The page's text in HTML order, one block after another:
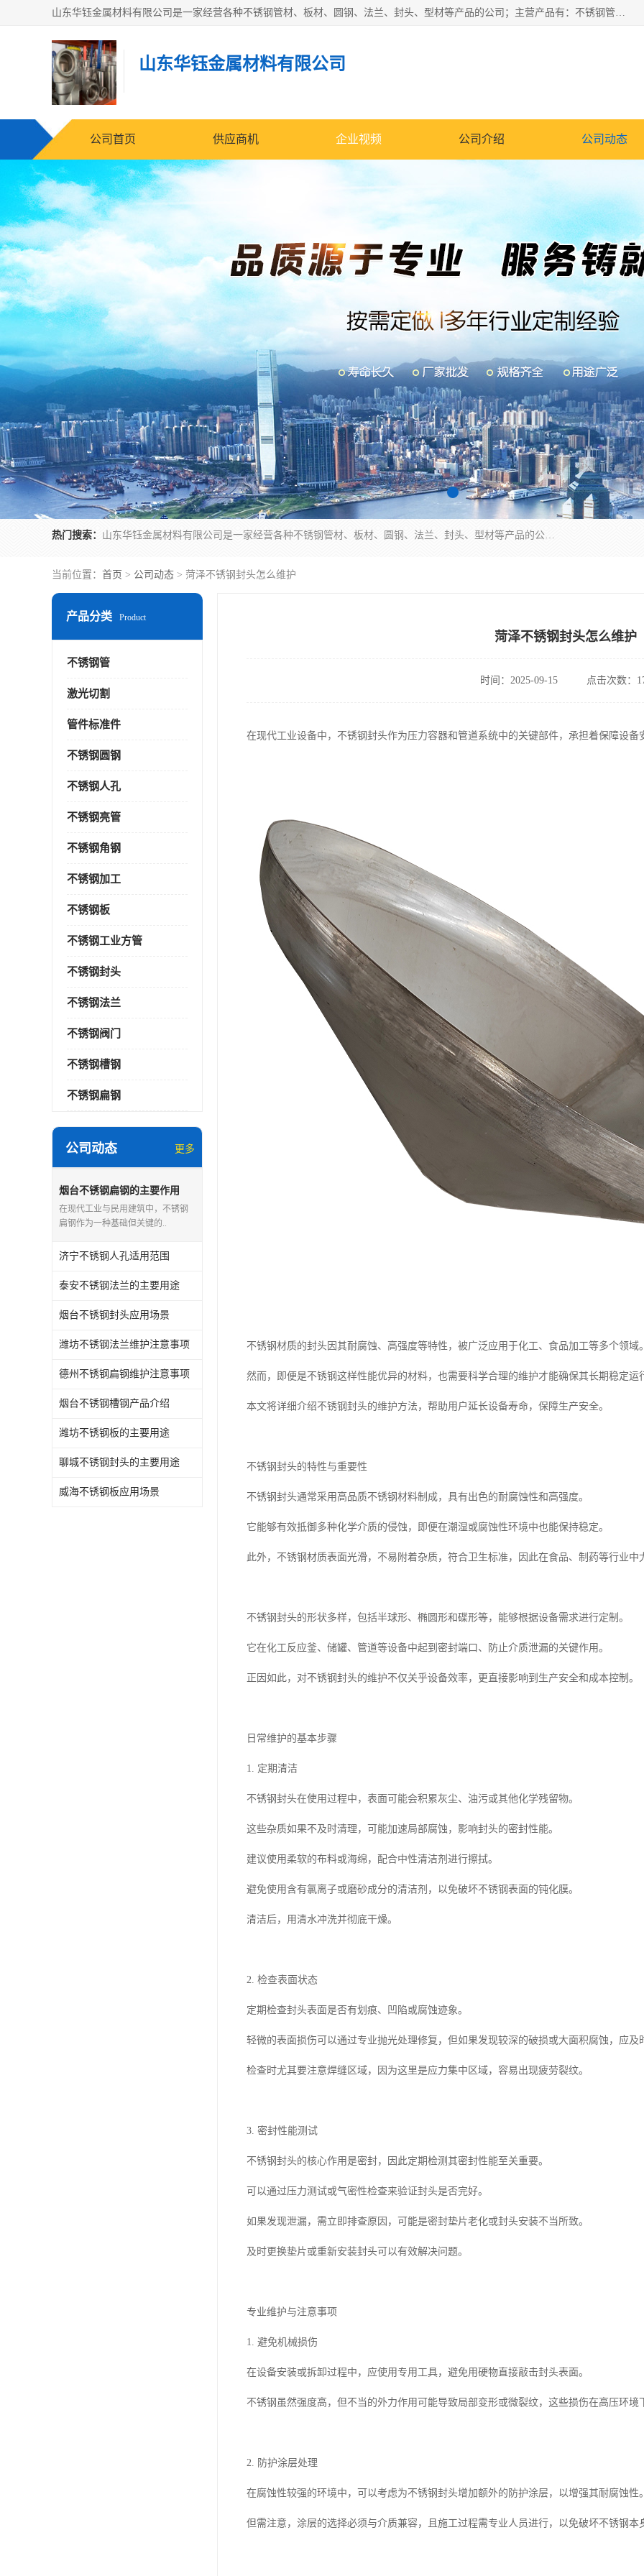
山东华钰金属材料有限公司是一家经营各种不锈钢管材、板材、圆钢、法兰、封头、型材等产品的公司；主营产品有：不锈钢管，激光切割，管件标准件，不锈钢圆钢，不锈钢人孔，不锈钢亮管，不锈钢角钢，不锈钢加工，不锈钢管子，不锈钢工业方管，不锈钢封头，不锈钢法兰，不锈钢阀门，不锈钢槽钢，不锈钢扁钢，不锈钢板等；可为客户制作各种规格的型材及不锈钢配件、非标准件及各种容器具等，能满足客户的不同采购要求。
山东华钰金属材料有限公司
公司首页 供应商机 企业视频 公司介绍 公司动态
热门搜索： 山东华钰金属材料有限公司是一家经营各种不锈钢管材、板材、圆钢、法兰、封头、型材等产品的公司；主营产品有：不锈钢管，激光切割，管件标准件，不锈钢圆钢，不锈钢人孔，不锈钢亮管，不锈钢角钢，不锈钢加工，不锈钢管子，不锈钢工业方管，不锈钢封头，不锈钢法兰，不锈钢阀门，不锈钢槽钢，不锈钢扁钢，不锈钢板等；可为客户制作各种规格的型材及不锈钢配件、非标准件及各种容器具等，能满足客户的不同采购要求。
当前位置： 首页 > 公司动态 > 菏泽不锈钢封头怎么维护
产品分类 Product
不锈钢管
激光切割
管件标准件
不锈钢圆钢
不锈钢人孔
不锈钢亮管
不锈钢角钢
不锈钢加工
不锈钢板
不锈钢工业方管
不锈钢封头
不锈钢法兰
不锈钢阀门
不锈钢槽钢
不锈钢扁钢
公司动态 更多
烟台不锈钢扁钢的主要作用
在现代工业与民用建筑中，不锈钢
扁钢作为一种基础但关键的..
济宁不锈钢人孔适用范围
泰安不锈钢法兰的主要用途
烟台不锈钢封头应用场景
潍坊不锈钢法兰维护注意事项
德州不锈钢扁钢维护注意事项
烟台不锈钢槽钢产品介绍
潍坊不锈钢板的主要用途
聊城不锈钢封头的主要用途
威海不锈钢板应用场景
菏泽不锈钢封头怎么维护
时间：2025-09-15 点击次数：
在现代工业设备中，不锈钢封头作为压力容器和管道系统中的关键部件，承担着保障设备
不锈钢材质的封头因其耐腐蚀、高强度等特性，被广泛应用于化工、食品加工等多个领域。
然而，即便是不锈钢这样性能优异的材料，也需要科学合理的维护才能确保其长期稳定运
本文将详细介绍不锈钢封头的维护方法，帮助用户延长设备寿命，保障生产安全。
不锈钢封头的特性与重要性
不锈钢封头通常采用高品质不锈钢材料制成，具有出色的耐腐蚀性和高强度。
它能够有效抵御多种化学介质的侵蚀，即便在潮湿或腐蚀性环境中也能保持稳定。
此外，不锈钢材质表面光滑，不易附着杂质，符合卫生标准，因此在食品、制药等行业中
不锈钢封头的形状多样，包括半球形、椭圆形和碟形等，能够根据设备需求进行定制。
它在化工反应釜、储罐、管道等设备中起到密封端口、防止介质泄漏的关键作用。
正因如此，对不锈钢封头的维护不仅关乎设备效率，更直接影响到生产安全和成本控制。
日常维护的基本步骤
1. 定期清洁
不锈钢封头在使用过程中，表面可能会积累灰尘、油污或其他化学残留物。
这些杂质如果不及时清理，可能加速局部腐蚀，影响封头的密封性能。
建议使用柔软的布料或海绵，配合中性清洁剂进行擦拭。
避免使用含有氯离子或磨砂成分的清洁剂，以免破坏不锈钢表面的钝化膜。
清洁后，用清水冲洗并彻底干燥。
2. 检查表面状态
定期检查封头表面是否有划痕、凹陷或腐蚀迹象。
轻微的表面损伤可以通过专业抛光处理修复，但如果发现较深的破损或大面积腐蚀，应及
检查时尤其要注意焊缝区域，因为这里是应力集中区域，容易出现疲劳裂纹。
3. 密封性能测试
不锈钢封头的核心作用是密封，因此定期检测其密封性能至关重要。
可以通过压力测试或气密性检查来验证封头是否完好。
如果发现泄漏，需立即排查原因，可能是密封垫片老化或封头安装不当所致。
及时更换垫片或重新安装封头可以有效解决问题。
专业维护与注意事项
1. 避免机械损伤
在设备安装或拆卸过程中，应使用专用工具，避免用硬物直接敲击封头表面。
不锈钢虽然强度高，但不当的外力作用可能导致局部变形或微裂纹，这些损伤在高压环境
2. 防护涂层处理
在腐蚀性较强的环境中，可以考虑为不锈钢封头增加额外的防护涂层，以增强其耐腐蚀性。
但需注意，涂层的选择必须与介质兼容，且施工过程需专业人员进行，以免破坏不锈钢本